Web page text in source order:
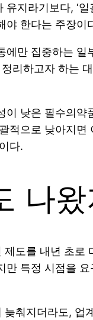
지라기보다, ‘
야 한다는 주장이
만 집중하는
리하고자 하는
이 낮은 필수의
적으로 낮아지
다.
나
도를 내년 초
만 특정 시점을
춰지더라도,